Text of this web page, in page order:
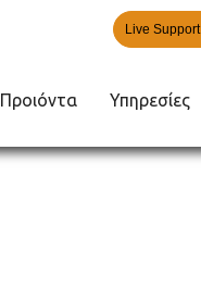
Live Support
Προιόντα Υπηρεσίες